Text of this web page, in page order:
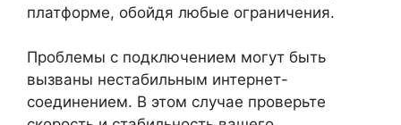
платформе, обойдя любые ограничения.
Проблемы с подключением могут быть
вызваны нестабильным интернет-
соединением. В этом случае проверьте